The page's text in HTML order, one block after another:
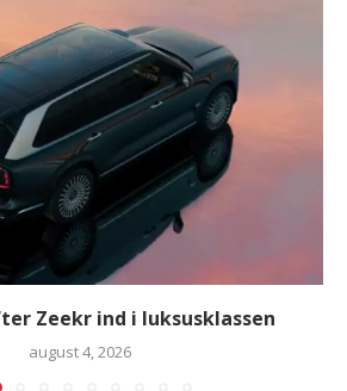
Zeekr ind i luksusklassen
august 4, 2026